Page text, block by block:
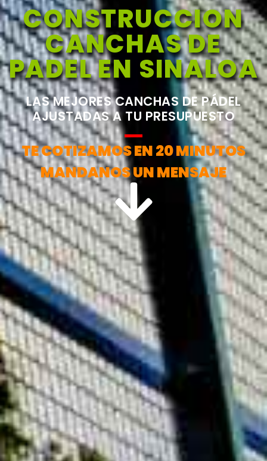
CONSTRUCCION
CANCHAS DE
PADEL EN SINALOA
LAS MEJORES CANCHAS DE PÁDEL
AJUSTADAS A TU PRESUPUESTO
TE COTIZAMOS EN 20 MINUTOS
MANDANOS UN MENSAJE